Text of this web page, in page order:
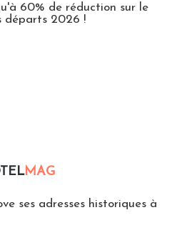
60% de réduction sur le
départs 2026 !
MAG
ses adresses historiques à